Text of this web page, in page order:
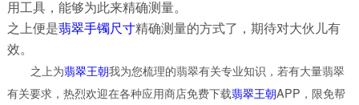
用工具，能够为此来精确测量。
之上便是翡翠手镯尺寸精确测量的方式了，期待对大伙儿有
效。
之上为翡翠王朝我为您梳理的翡翠有关专业知识，若有大量翡翠
有关要求，热烈欢迎在各种应用商店免费下载翡翠王朝APP，限免帮